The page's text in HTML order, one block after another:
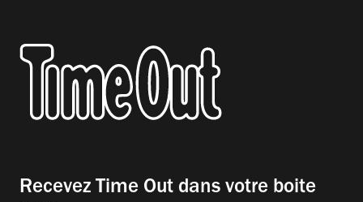
Recevez Time Out dans votre boite